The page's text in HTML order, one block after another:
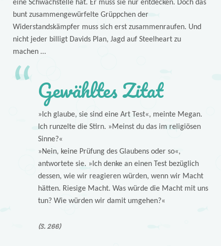
eine Schwachstelle hat. Er muss sie nur entdecken. Doch das
bunt zusammengewürfelte Grüppchen der
Widerstandskämpfer muss sich erst zusammenraufen. Und
nicht jeder billigt Davids Plan, Jagd auf Steelheart zu
machen …
Gewähltes Zitat
»Ich glaube, sie sind eine Art Test«, meinte Megan.
Ich runzelte die Stirn. »Meinst du das im religiösen
Sinne?«
»Nein, keine Prüfung des Glaubens oder so«,
antwortete sie. »Ich denke an einen Test bezüglich
dessen, wie wir reagieren würden, wenn wir Macht
hätten. Riesige Macht. Was würde die Macht mit uns
tun? Wie würden wir damit umgehen?«
(S. 266)